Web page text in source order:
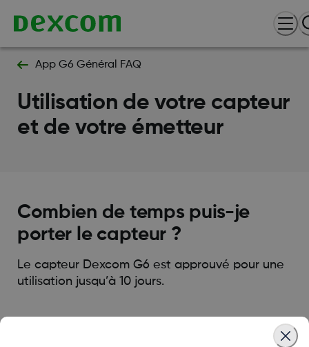
App G6 Général FAQ
Utilisation de votre capteur
et de votre émetteur
Combien de temps puis-je
porter le capteur ?
Le capteur Dexcom G6 est approuvé pour une
utilisation jusqu’à 10 jours.